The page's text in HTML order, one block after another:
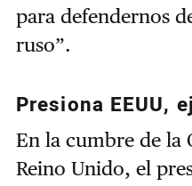
para defendernos
ruso”.
Presiona EEUU,
En la cumbre de la
Reino Unido, el